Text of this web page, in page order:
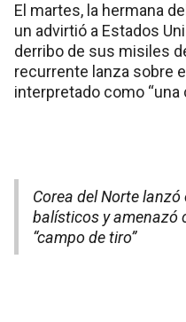
El martes, la hermana
un advirtió a Estados
derribo de sus misiles
recurrente lanza sobre
interpretado como “una
Corea del Norte
balísticos y amenazó
“campo de tiro”